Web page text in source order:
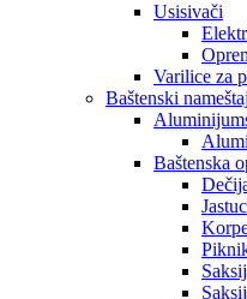
Usisivači
Varilice za
Baštenski nameštaj
Baštenska